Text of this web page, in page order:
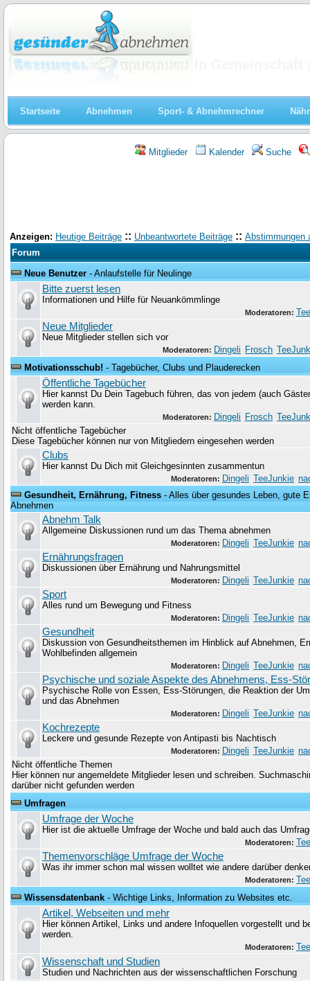
Startseite Abnehmen Sport- & Abnehmrechner
Mitglieder Kalender Suche
Anzeigen: Heutige Beiträge :: Unbeantwortete Beiträge :: Abstimmungen
Forum
Neue Benutzer - Anlaufstelle für Neulinge
Bitte zuerst lesen
Informationen und Hilfe für Neuankömmlinge
Moderatoren:
Neue Mitglieder
Neue Mitglieder stellen sich vor
Moderatoren: Dingeli Frosch
Motivationsschub! - Tagebücher, Clubs und Plauderecken
Öffentliche Tagebücher
Hier kannst Du Dein Tagebuch führen, das von jedem (auch
werden kann.
Moderatoren: Dingeli Frosch
Nicht öffentliche Tagebücher
Diese Tagebücher können nur von Mitgliedern eingesehen werden
Clubs
Hier kannst Du Dich mit Gleichgesinnten zusammentun
Moderatoren: Dingeli TeeJunkie
Gesundheit, Ernährung, Fitness - Alles über gesundes Leben, gute
Abnehmen
Abnehm Talk
Allgemeine Diskussionen rund um das Thema abnehmen
Moderatoren: Dingeli TeeJunkie
Ernährungsfragen
Diskussionen über Ernährung und Nahrungsmittel
Moderatoren: Dingeli TeeJunkie
Sport
Alles rund um Bewegung und Fitness
Moderatoren: Dingeli TeeJunkie
Gesundheit
Diskussion von Gesundheitsthemen im Hinblick auf Abnehmen,
Wohlbefinden allgemein
Moderatoren: Dingeli TeeJunkie
Psychische und soziale Aspekte des Abnehmens, Ess-
Psychische Rolle von Essen, Ess-Störungen, die Reaktion der
und das Abnehmen
Moderatoren: Dingeli TeeJunkie
Kochrezepte
Leckere und gesunde Rezepte von Antipasti bis Nachtisch
Moderatoren: Dingeli TeeJunkie
Nicht öffentliche Themen
Hier können nur angemeldete Mitglieder lesen und schreiben.
darüber nicht gefunden werden
Umfragen
Umfrage der Woche
Hier ist die aktuelle Umfrage der Woche und bald auch das
Moderatoren:
Themenvorschläge Umfrage der Woche
Was ihr immer schon mal wissen wolltet wie andere darüber
Moderatoren:
Wissensdatenbank - Wichtige Links, Information zu Websites etc.
Artikel, Webseiten und mehr
Hier können Artikel, Links und andere Infoquellen vorgestellt und
werden.
Moderatoren:
Wissenschaft und Studien
Studien und Nachrichten aus der wissenschaftlichen Forschung